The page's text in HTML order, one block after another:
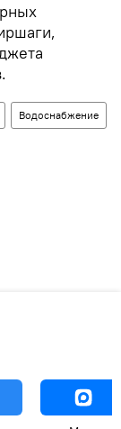
Водоснабжение